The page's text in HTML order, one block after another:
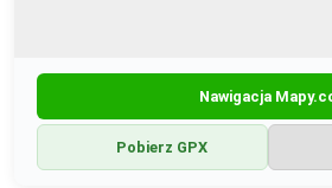
Nawigacja
Pobierz GPX